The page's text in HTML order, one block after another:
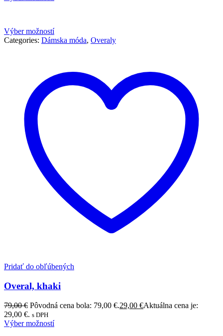
Výber možností
Categories: Dámska móda, Overaly
Pridať do obľúbených
Overal, khaki
79,00€ Pôvodná cena bola: 79,00 €.29,00 €Aktuálna cena je:
29,00 €. s DPH
Výber možností